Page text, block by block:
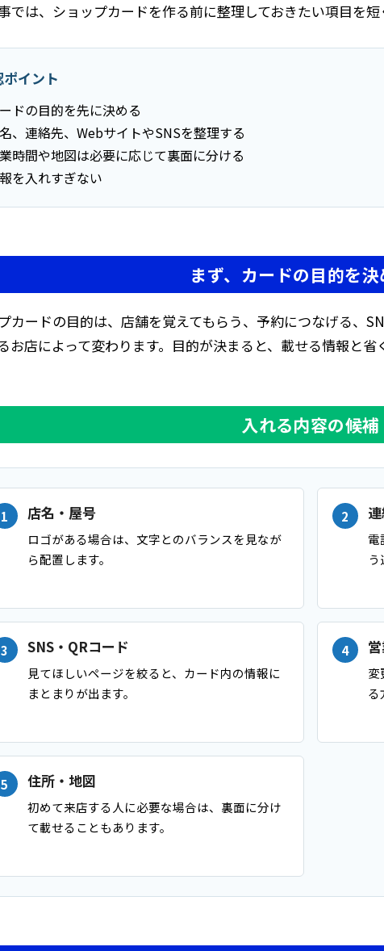
では、ショップカードを作る前に整理しておきたい項目を短
イント
ドの目的を先に決める
、連絡先、WebサイトやSNSを整理する
時間や地図は必要に応じて裏面に分ける
を入れすぎない
まず、カードの目的を
カードの目的は、店舗を覚えてもらう、予約につなげる、
お店によって変わります。目的が決まると、載せる情報と省
入れる内容の候補
店名・屋号
ロゴがある場合は、文字とのバランスを見なが
ら配置します。
電
SNS・QRコード
見てほしいページを絞ると、カード内の情報に
まとまりが出ます。
変
る
住所・地図
初めて来店する人に必要な場合は、裏面に分け
て載せることもあります。